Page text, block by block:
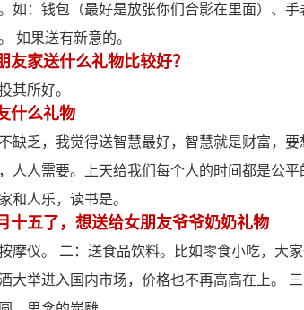
如：钱包（最好是放张你们合影在里面）、
如果送有新意的。
友家送什么礼物比较好？
其所好。
什么礼物
缺乏，我觉得送智慧最好，智慧就是财富，
人人需要。上天给我们每个人的时间都是公
和人乐，读书是。
十五了，想送给女朋友爷爷奶奶礼物
摩仪。 二：送食品饮料。比如零食小吃，大
大举进入国内市场，价格也不再高高在上。